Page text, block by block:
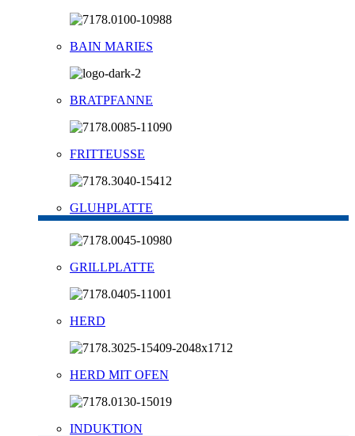
BAIN MARIES
BRATPFANNE
FRITTEUSSE
GLUHPLATTE
GRILLPLATTE
HERD
HERD MIT OFEN
INDUKTION